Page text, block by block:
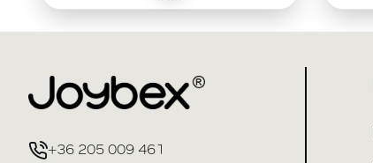
+36 205 009 461